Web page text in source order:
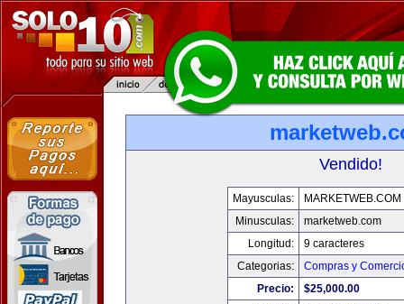
Vendido!
Mayusculas:
MARKETWEB.COM
Minusculas:
marketweb.com
Longitud:
9 caracteres
Categorias:
Compras y
Precio:
$25,000.00